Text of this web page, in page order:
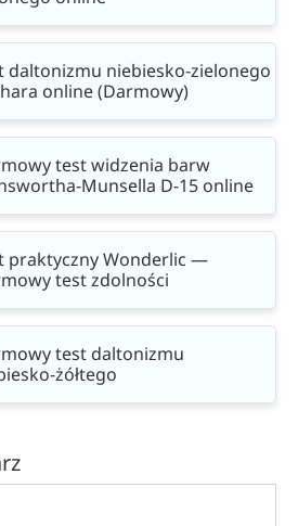
daltonizmu niebiesko-zielonego
online (Darmowy)
test widzenia barw
Munsella D-15 online
praktyczny Wonderlic —
test zdolności
test daltonizmu
żółtego